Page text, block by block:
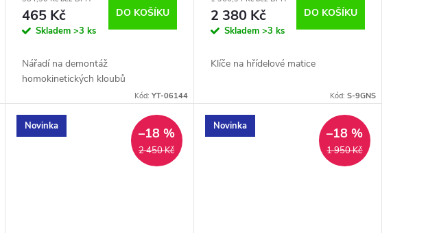
465 Kč
Skladem>3 ks
DO KOŠÍKU
Nářadí na demontáž
homokinetických kloubů
Kód: YT-06144
2 380 Kč
Skladem >3 ks
DO KOŠÍKU
Klíče na hřídelové matice
Kód: S-9GNS
Novinka
2 450 Kč
–18 % Novinka
1 950 Kč
–18 %